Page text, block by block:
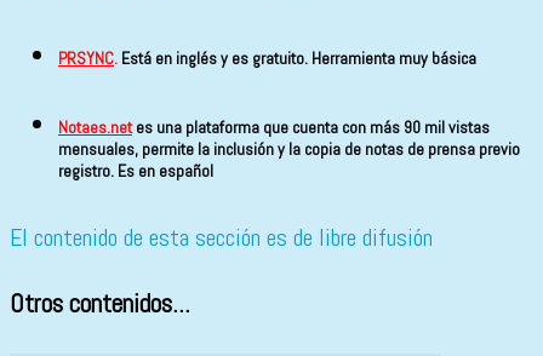
PRSYNC. Está en inglés y es gratuito. Herramienta muy básica
Notaes.netes una plataforma que cuenta con más 90 mil vistas
mensuales, permite la inclusión y la copia de notas de prensa previo
registro. Es en español
El contenido de esta sección es de libre difusión
Otros contenidos...